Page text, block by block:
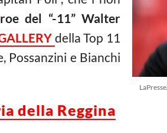
del “-11” Walter
della Top 11
Possanzini e Bianchi
della Reggina